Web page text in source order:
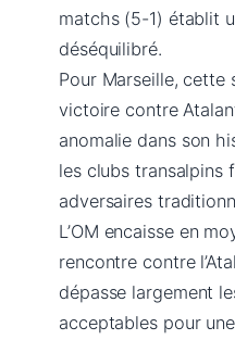
matchs (5-1) établit
déséquilibré.
Pour Marseille, cette
victoire contre
anomalie dans son
les clubs transalpins
adversaires
L’OM encaisse en
rencontre contre
dépasse largement
acceptables pour